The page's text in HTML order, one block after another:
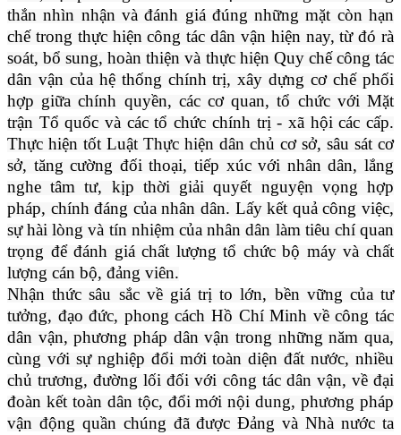
thắn nhìn nhận và đánh giá đúng những mặt còn hạn
chế trong thực hiện công tác dân vận hiện nay, từ đó rà
soát, bổ sung, hoàn thiện và thực hiện Quy chế công tác
dân vận của hệ thống chính trị, xây dựng cơ chế phối
hợp giữa chính quyền, các cơ quan, tổ chức với Mặt
trận Tổ quốc và các tổ chức chính trị - xã hội các cấp.
Thực hiện tốt Luật Thực hiện dân chủ cơ sở, sâu sát cơ
sở, tăng cường đối thoại, tiếp xúc với nhân dân, lắng
nghe tâm tư, kịp thời giải quyết nguyện vọng hợp
pháp, chính đáng của nhân dân. Lấy kết quả công việc,
sự hài lòng và tín nhiệm của nhân dân làm tiêu chí quan
trọng để đánh giá chất lượng tổ chức bộ máy và chất
lượng cán bộ, đảng viên.
Nhận thức sâu sắc về giá trị to lớn, bền vững của tư
tưởng, đạo đức, phong cách Hồ Chí Minh về công tác
dân vận, phương pháp dân vận trong những năm qua,
cùng với sự nghiệp đổi mới toàn diện đất nước, nhiều
chủ trương, đường lối đối với công tác dân vận, về đại
đoàn kết toàn dân tộc, đổi mới nội dung, phương pháp
vận động quần chúng đã được Đảng và Nhà nước ta